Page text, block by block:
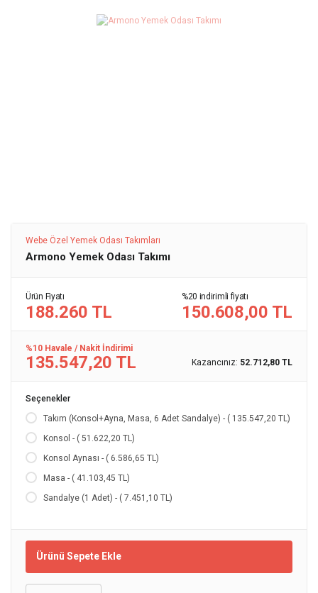
Webe Özel Yemek Odası Takımları
Armono Yemek Odası Takımı
Ürün Fiyatı
188.260 TL
%20 indirimli fiyatı
150.608,00 TL
%10 Havale / Nakit İndirimi
135.547,20 TL Kazancınız: 52.712,80 TL
Seçenekler
Takım (Konsol+Ayna, Masa, 6 Adet Sandalye) - ( 135.547,20 TL)
Konsol - ( 51.622,20 TL)
Konsol Aynası - ( 6.586,65 TL)
Masa - ( 41.103,45 TL)
Sandalye (1 Adet) - ( 7.451,10 TL)
Ürünü Sepete Ekle